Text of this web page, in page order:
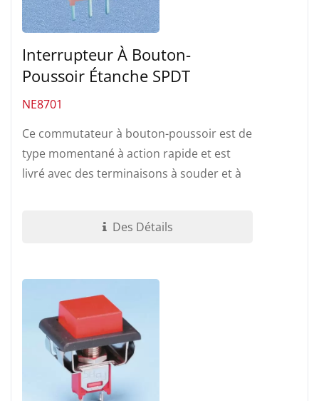
Interrupteur À Bouton-
Poussoir Étanche SPDT
NE8701
Ce commutateur à bouton-poussoir est de
type momentané à action rapide et est
livré avec des terminaisons à souder et à
Des Détails